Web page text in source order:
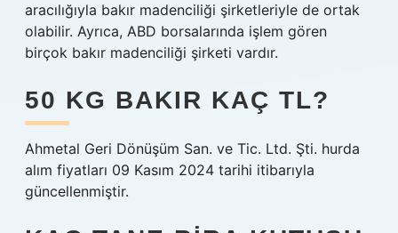
aracılığıyla bakır madenciliği şirketleriyle de ortak
olabilir. Ayrıca, ABD borsalarında işlem gören
birçok bakır madenciliği şirketi vardır.
50 KG BAKIR KAÇ TL?
Ahmetal Geri Dönüşüm San. ve Tic. Ltd. Şti. hurda
alım fiyatları 09 Kasım 2024 tarihi itibarıyla
güncellenmiştir.